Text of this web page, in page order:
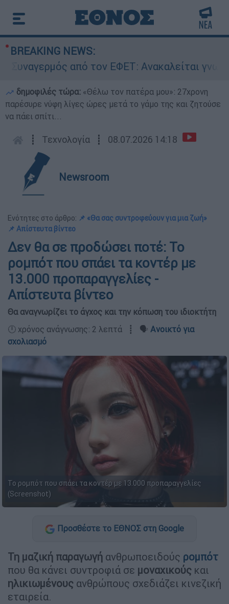
BREAKING NEWS:
από τον ΕΦΕΤ: Ανακαλείται γνωστή
δημοφιλές τώρα: «Θέλω τον πατέρα μου»: 27χρονη
παρέσυρε νύφη λίγες ώρες μετά το γάμο της και ζητούσε
να πάει σπίτι...
┋ Τεχνολογία ┋ 08.07.2026 14:18
Newsroom
Ενότητες στο άρθρο: 📌 «Θα σας συντροφεύουν για μια ζωή»
📌 Απίστευτα βίντεο
Δεν θα σε προδώσει ποτέ: Το
ρομπότ που σπάει τα κοντέρ με
13.000 προπαραγγελίες -
Απίστευτα βίντεο
Θα αναγνωρίζει το άγχος και την κόπωση του ιδιοκτήτη
🕛 χρόνος ανάγνωσης: 2 λεπτά ┋ 🗣️ Ανοικτό για
σχολιασμό
Το ρομπότ που σπάει τα κοντέρ με 13.000 προπαραγγελίες
(Screenshot)
Προσθέστε το ΕΘΝΟΣ στη Google
Τη μαζική παραγωγή ανθρωποειδούς ρομπότ
που θα κάνει συντροφιά σε μοναχικούς και
ηλικιωμένους ανθρώπους σχεδιάζει κινεζική
εταιρεία.